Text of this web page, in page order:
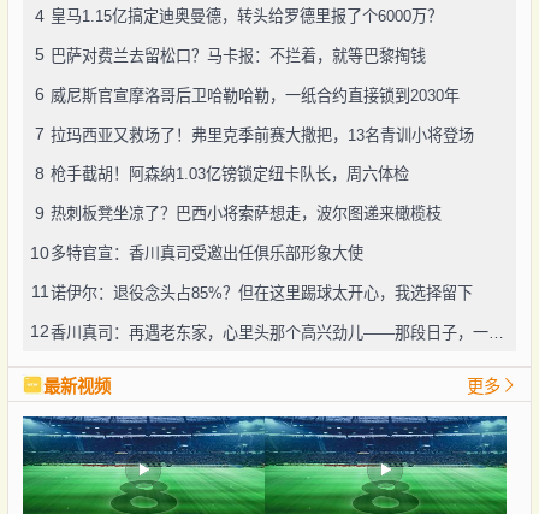
4 皇马1.15亿搞定迪奥曼德，转头给罗德里报了个6000万？
5 巴萨对费兰去留松口？马卡报：不拦着，就等巴黎掏钱
6 威尼斯官宣摩洛哥后卫哈勒哈勒，一纸合约直接锁到2030年
7 拉玛西亚又救场了！弗里克季前赛大撒把，13名青训小将登场
8 枪手截胡！阿森纳1.03亿镑锁定纽卡队长，周六体检
9 热刺板凳坐凉了？巴西小将索萨想走，波尔图递来橄榄枝
10多特官宣：香川真司受邀出任俱乐部形象大使
11诺伊尔：退役念头占85%？但在这里踢球太开心，我选择留下
12 香川真司：再遇老东家，心里头那个高兴劲儿——那段日子，一辈子忘不了
最新视频 更多